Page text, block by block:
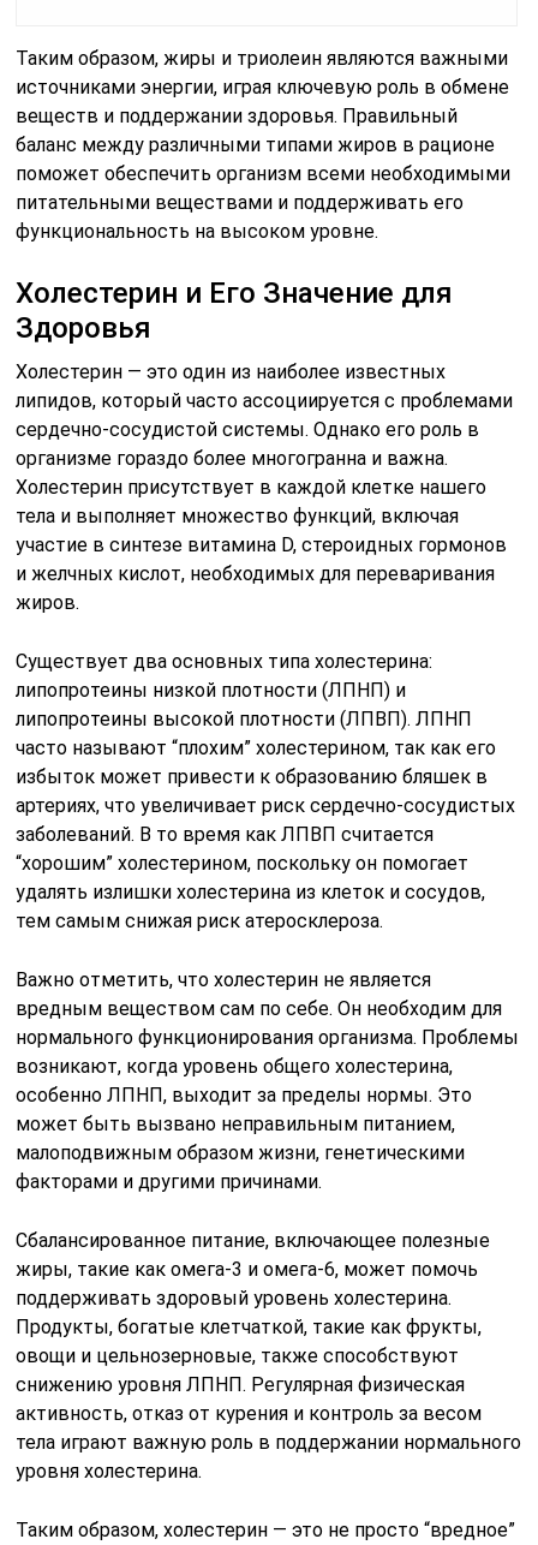
Таким образом, жиры и триолеин являются важными
источниками энергии, играя ключевую роль в обмене
веществ и поддержании здоровья. Правильный
баланс между различными типами жиров в рационе
поможет обеспечить организм всеми необходимыми
питательными веществами и поддерживать его
функциональность на высоком уровне.
Холестерин и Его Значение для
Здоровья
Холестерин — это один из наиболее известных
липидов, который часто ассоциируется с проблемами
сердечно-сосудистой системы. Однако его роль в
организме гораздо более многогранна и важна.
Холестерин присутствует в каждой клетке нашего
тела и выполняет множество функций, включая
участие в синтезе витамина D, стероидных гормонов
и желчных кислот, необходимых для переваривания
жиров.
Существует два основных типа холестерина:
липопротеины низкой плотности (ЛПНП) и
липопротеины высокой плотности (ЛПВП). ЛПНП
часто называют “плохим” холестерином, так как его
избыток может привести к образованию бляшек в
артериях, что увеличивает риск сердечно-сосудистых
заболеваний. В то время как ЛПВП считается
“хорошим” холестерином, поскольку он помогает
удалять излишки холестерина из клеток и сосудов,
тем самым снижая риск атеросклероза.
Важно отметить, что холестерин не является
вредным веществом сам по себе. Он необходим для
нормального функционирования организма. Проблемы
возникают, когда уровень общего холестерина,
особенно ЛПНП, выходит за пределы нормы. Это
может быть вызвано неправильным питанием,
малоподвижным образом жизни, генетическими
факторами и другими причинами.
Сбалансированное питание, включающее полезные
жиры, такие как омега-3 и омега-6, может помочь
поддерживать здоровый уровень холестерина.
Продукты, богатые клетчаткой, такие как фрукты,
овощи и цельнозерновые, также способствуют
снижению уровня ЛПНП. Регулярная физическая
активность, отказ от курения и контроль за весом
тела играют важную роль в поддержании нормального
уровня холестерина.
Таким образом, холестерин — это не просто “вредное”